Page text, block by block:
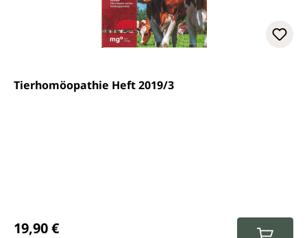
Tierhomöopathie Heft 2019/3
19,90 €